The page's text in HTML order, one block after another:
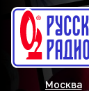
Москва